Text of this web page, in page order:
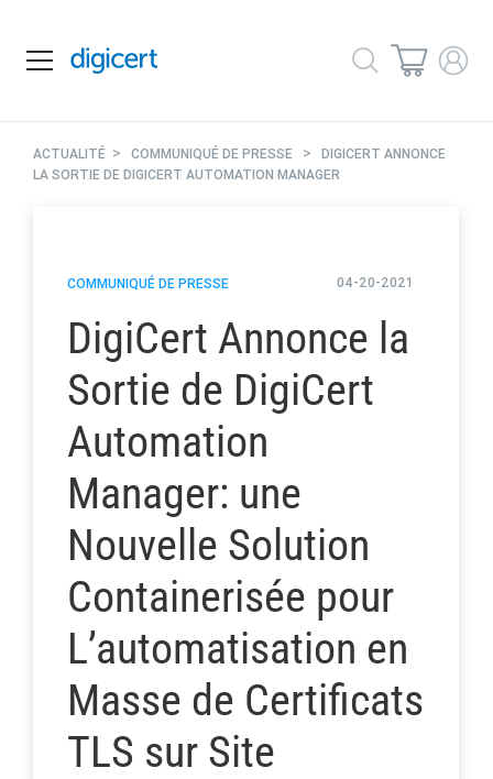
ACTUALITÉ > COMMUNIQUÉ DE PRESSE > DIGICERT ANNONCE
LA SORTIE DE DIGICERT AUTOMATION MANAGER
COMMUNIQUÉ DE PRESSE 04-20-2021
DigiCert Annonce la
Sortie de DigiCert
Automation
Manager: une
Nouvelle Solution
Containerisée pour
L’automatisation en
Masse de Certificats
TLS sur Site